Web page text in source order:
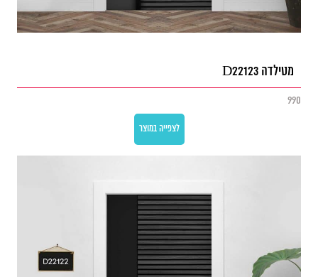
מטילדה D22123
990
לצפייה במוצר